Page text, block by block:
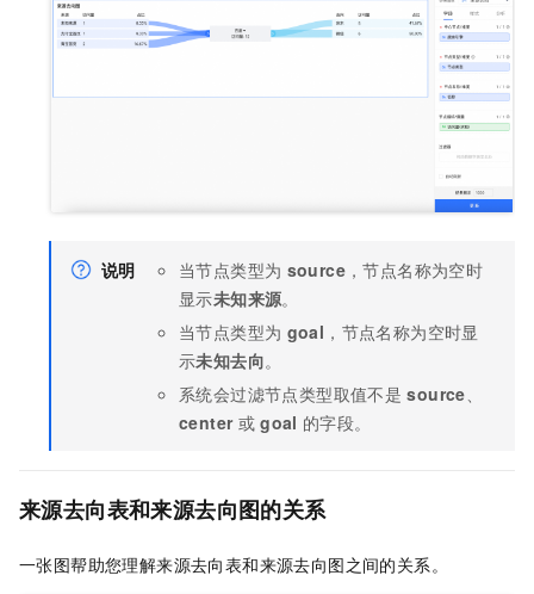
说明 当节点类型为 source ，节点名称为空时
显示未知来源。
当节点类型为 goal ，节点名称为空时显
示未知去向。
系统会过滤节点类型取值不是 source
center 或 goal 的字段。
来源去向表和来源去向图的关系
一张图帮助您理解来源去向表和来源去向图之间的关系。